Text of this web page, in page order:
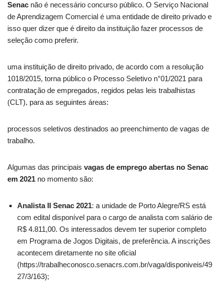
Senac não é necessário concurso público. O Serviço Nacional
de Aprendizagem Comercial é uma entidade de direito privado e
isso quer dizer que é direito da instituição fazer processos de
seleção como preferir.
uma instituição de direito privado, de acordo com a resolução
1018/2015, torna público o Processo Seletivo n°01/2021 para
contratação de empregados, regidos pelas leis trabalhistas
(CLT), para as seguintes áreas:
processos seletivos destinados ao preenchimento de vagas de
trabalho.
Algumas das principais vagas de emprego abertas no Senac
em 2021 no momento são:
Analista II Senac 2021: a unidade de Porto Alegre/RS está
com edital disponível para o cargo de analista com salário de
R$ 4.811,00. Os interessados devem ter superior completo
em Programa de Jogos Digitais, de preferência. A inscrições
acontecem diretamente no site oficial
(https://trabalheconosco.senacrs.com.br/vaga/disponiveis/49
27/3/163);